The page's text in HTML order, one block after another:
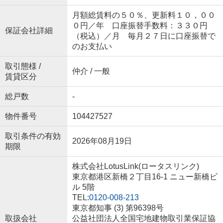
保証会社詳細
月額総賃料の５０％、更新料１０，００
０円／年 口座振替手数料：３３０円
（税込）／月 毎月２７日に口座振替で
のお支払い
取引態様 /
賃貸区分
仲介 / 一般
総戸数 -
物件番号 104427527
取引条件の有効
期限
2026年08月19日
取扱会社
株式会社LotusLink(ロータスリンク)
東京都港区新橋２丁目16-1 ニュー新橋ビ
ル 5階
TEL:0120-008-213
東京都知事 (3) 第96398号
公益社団法人全国宅地建物取引業保証協